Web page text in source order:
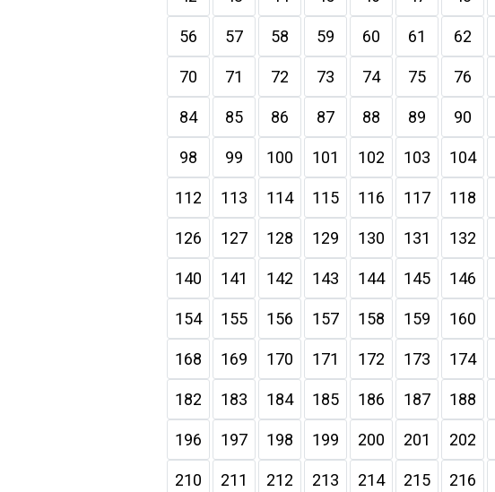
56 57 58 59 60 61 62
70 71 72 73 74 75 76
84 85 86 87 88 89 90
98 99 100 101 102 103 104
112 113 114 115 116 117 118
126 127 128 129 130 131 132
140 141 142 143 144 145 146
154 155 156 157 158 159 160
168 169 170 171 172 173 174
182 183 184 185 186 187 188
196 197 198 199 200 201 202
210 211 212 213 214 215 216